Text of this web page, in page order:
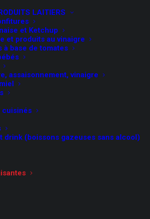
LAITIERS
et Ketchup
et produits au vinaigre
à base de tomates
assaisonnement, vinaigre
cuisinés
drink (boissons gazeuses sans alcool)
complètes
énergisantes » désigne